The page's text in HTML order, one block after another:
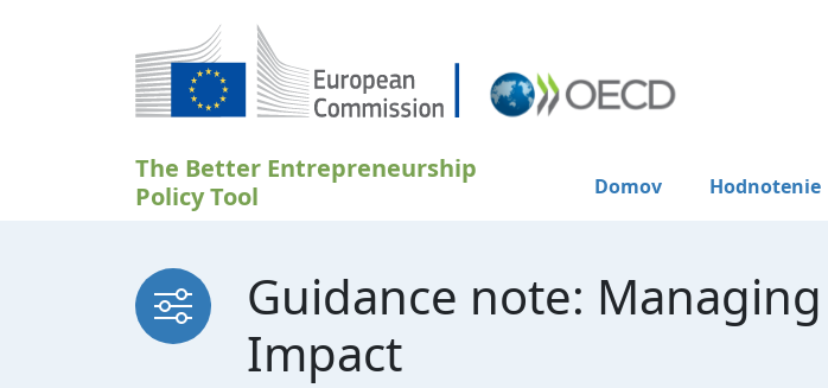
Skočiť na hlavný obsah
The Better Entrepreneurship
Policy Tool
Domov Hodnotenie
Guidance note:
Impact